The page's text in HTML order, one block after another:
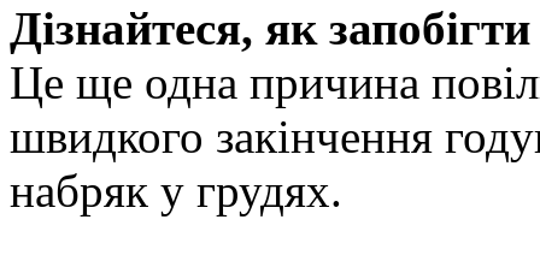
Дізнайтеся, як
Це ще одна причина
швидкого закінчення
набряк у грудях.